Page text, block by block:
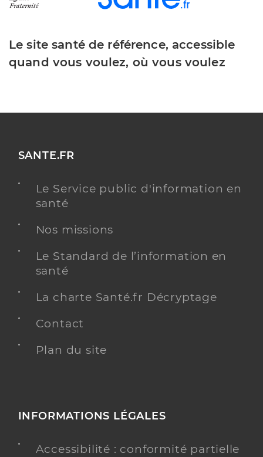
Le site santé de référence, accessible
quand vous voulez, où vous voulez
SANTE.FR
Le Service public d'information en
santé
Nos missions
Le Standard de l’information en
santé
La charte Santé.fr Décryptage
Contact
Plan du site
INFORMATIONS LÉGALES
Accessibilité : conformité partielle